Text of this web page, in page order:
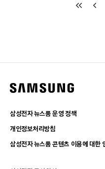
삼성전자 뉴스룸 운영 정책
개인정보처리방침
삼성전자 뉴스룸 콘텐츠 이용에 대한